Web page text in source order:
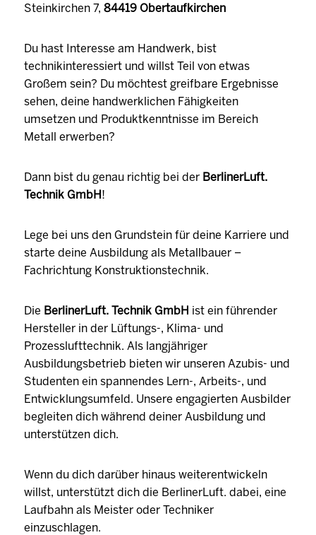
Steinkirchen 7, 84419 Obertaufkirchen
Du hast Interesse am Handwerk, bist
technikinteressiert und willst Teil von etwas
Großem sein? Du möchtest greifbare Ergebnisse
sehen, deine handwerklichen Fähigkeiten
umsetzen und Produktkenntnisse im Bereich
Metall erwerben?
Dann bist du genau richtig bei der BerlinerLuft.
Technik GmbH!
Lege bei uns den Grundstein für deine Karriere und
starte deine Ausbildung als Metallbauer –
Fachrichtung Konstruktionstechnik.
Die BerlinerLuft. Technik GmbH ist ein führender
Hersteller in der Lüftungs-, Klima- und
Prozesslufttechnik. Als langjähriger
Ausbildungsbetrieb bieten wir unseren Azubis- und
Studenten ein spannendes Lern-, Arbeits-, und
Entwicklungsumfeld. Unsere engagierten Ausbilder
begleiten dich während deiner Ausbildung und
unterstützen dich.
Wenn du dich darüber hinaus weiterentwickeln
willst, unterstützt dich die BerlinerLuft. dabei, eine
Laufbahn als Meister oder Techniker
einzuschlagen.